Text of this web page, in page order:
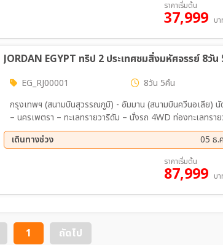
ราคาเริ่มต้น
37,999 บ
JORDAN EGYPT ทริป 2 ประเทศชมสิ่งมหัศจรรย์ 8วัน
EG_RJ00001 8วัน 5คืน
กรุงเทพฯ (สนามบินสุวรรณภูมิ) - อัมมาน (สนามบินควีนอเลีย)
– นครเพตรา – ทะเลทรายวาริดัม – นั่งรถ 4WD ท่องทะเลทรา
ชมโบสถ์เซนจอร์จ - เขาเนโบ ชมอนุสรณ์โมเสส – ทะเลเดดซี
ริมทะเล - ทะเลเดดซี – อัมมาน – ป้อมปราการแห่งอัมมาน – โ
ควีนอเลีย) – ไคโร (สนามบินไคโร) -ไคโร - มหาพีระมิดแห่งกีซ่า
สฟิงซ์แห่ง กีซา – เข้าชมพิพิธภัณฑ์แกรนด์อียิปต์ (GEM) - ล่องเรือแม่นำไนล์ทานอาหารค่ำพร้อมชมโชว์
-ไคโร – อเล็กซานเดรีย – สุสานแห่งอเล็กซานเดรีย – เสาปอ
ประภาคารไคว์ทเบย์ – ไคโร – พิพิธภัณฑ์อารยธรรมอียิปต์แห่ง
เดินทางช่วง
05 ธ.
12 ธ.ค. 69 - 19 ธ.ค. 69
ราคาเริ่มต้น
87,999 บ
1 ถัดไป